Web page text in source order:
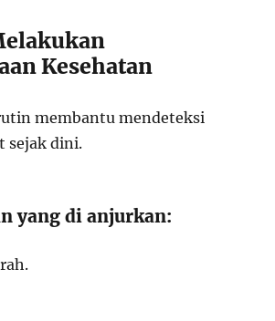
Kesehatan
membantu mendeteksi
sejak dini.
yang di anjurkan: